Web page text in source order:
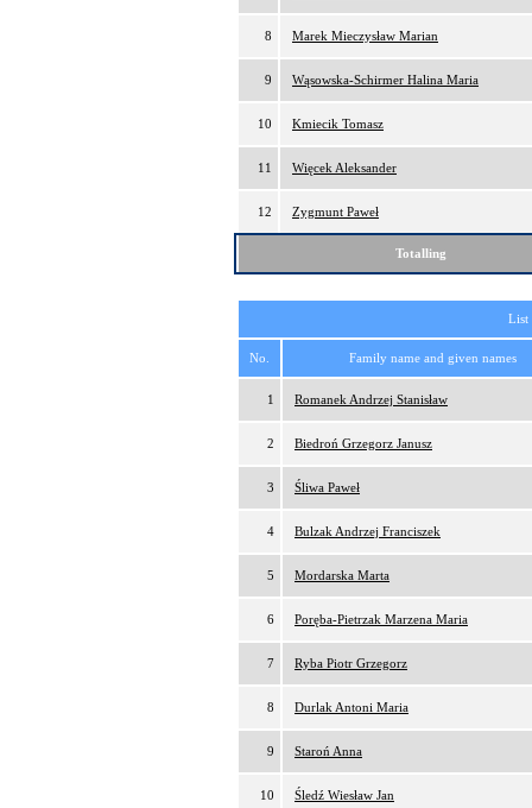
8 Marek Mieczysław Marian
9 Wąsowska-Schirmer Halina Maria
10 Kmiecik Tomasz
11 Więcek Aleksander
12 Zygmunt Paweł
Totalling
List
No. Family name and given names
1 Romanek Andrzej Stanisław
2 Biedroń Grzegorz Janusz
3 Śliwa Paweł
4 Bulzak Andrzej Franciszek
5 Mordarska Marta
6 Poręba-Pietrzak Marzena Maria
7 Ryba Piotr Grzegorz
8 Durlak Antoni Maria
9 Staroń Anna
10 Śledź Wiesław Jan